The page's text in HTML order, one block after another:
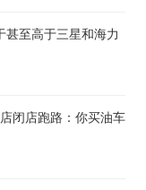
甚至高于三星和海力
闭店跑路：你买油车